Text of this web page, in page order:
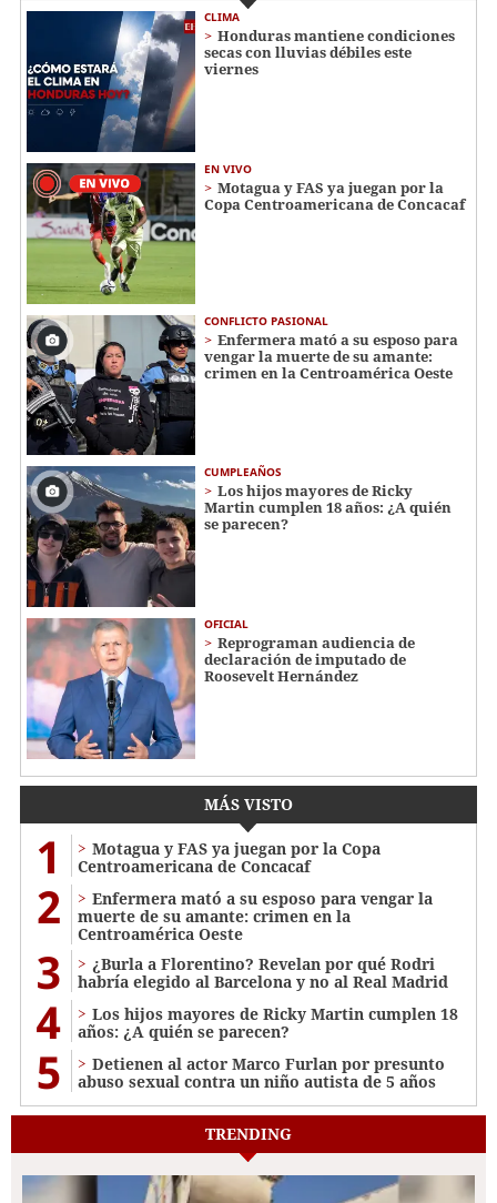
CLIMA
Honduras mantiene condiciones
secas con lluvias débiles este
viernes
EN VIVO
Motagua y FAS ya juegan por la
Copa Centroamericana de Concacaf
CONFLICTO PASIONAL
Enfermera mató a su esposo para
vengar la muerte de su amante:
crimen en la Centroamérica Oeste
CUMPLEAÑOS
Los hijos mayores de Ricky
Martin cumplen 18 años: ¿A quién
se parecen?
OFICIAL
Reprograman audiencia de
declaración de imputado de
Roosevelt Hernández
MÁS VISTO
1
Motagua y FAS ya juegan por la Copa
Centroamericana de Concacaf
2
Enfermera mató a su esposo para vengar la
muerte de su amante: crimen en la
Centroamérica Oeste
3
¿Burla a Florentino? Revelan por qué Rodri
habría elegido al Barcelona y no al Real Madrid
4
Los hijos mayores de Ricky Martin cumplen 18
años: ¿A quién se parecen?
5
Detienen al actor Marco Furlan por presunto
abuso sexual contra un niño autista de 5 años
TRENDING